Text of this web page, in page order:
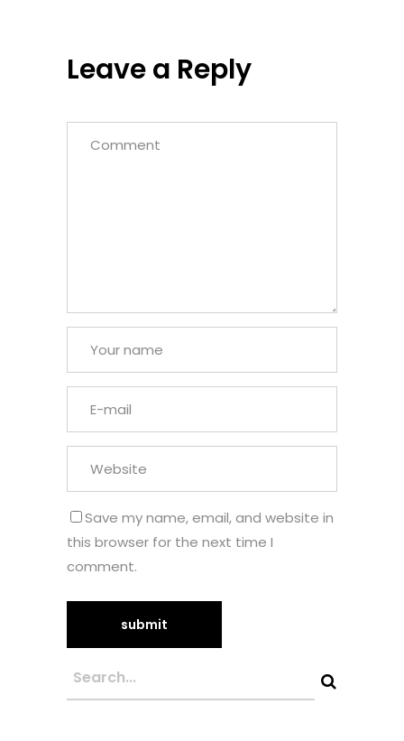
Leave a Reply
Save my name, email, and website in
this browser for the next time I
comment.